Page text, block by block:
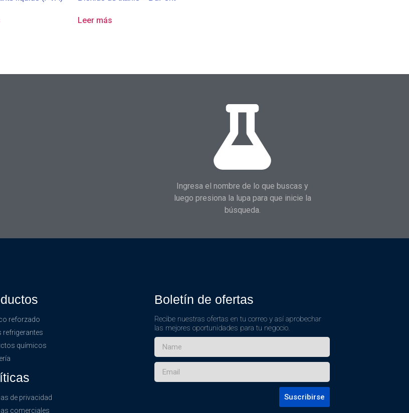
Leer más
Ingresa el nombre de lo que buscas y
luego presiona la lupa para que inicie la
búsqueda.
reforzado
refrigerantes
químicos
de privacidad
comerciales
Boletín de ofertas
Recibe nuestras ofertas en tu correo y así aprobechar
las mejores oportunidades para tu negocio.
Suscribirse